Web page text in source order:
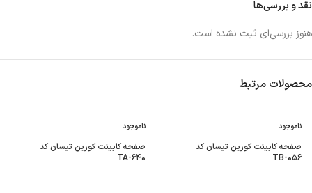
نقد و بررسی‌ها
هنوز بررسی‌ای ثبت نشده است.
محصولات مرتبط
ناموجود
صفحه کابینت کورین تیسان کد
TB-۰۵۶
ناموجود
صفحه کابینت کورین تیسان کد
TA-۶۴۰